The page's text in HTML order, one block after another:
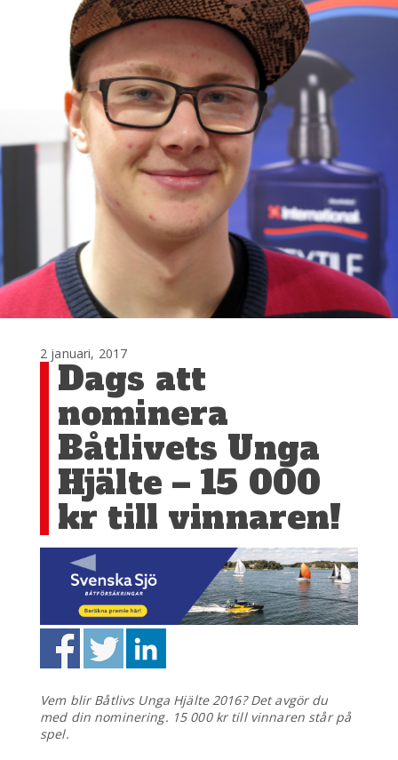
2 januari, 2017
Dags att
nominera
Båtlivets Unga
Hjälte – 15 000
kr till vinnaren!
Vem blir Båtlivs Unga Hjälte 2016? Det avgör du
med din nominering. 15 000 kr till vinnaren står på
spel.